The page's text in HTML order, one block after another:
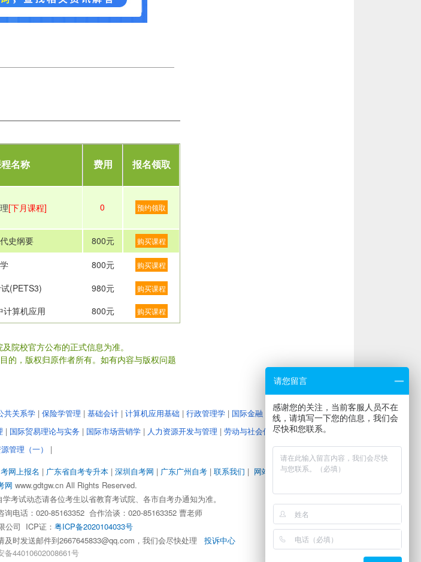
名称 费用 报名领取
[下月课程] 0 预约领取
史纲要 800元 购买课程
800元 购买课程
(PETS3) 980元 购买课程
计算机应用 800元 购买课程
院校官方公布的正式信息为准。
的，版权归原作者所有。如有内容与版权问题
共关系学 | 保险学管理 | 基础会计 | 计算机应用基础 | 行政管理学 | 国际金融 教育管理心理学|大学
| 国际贸易理论与实务 | 国际市场营销学 | 人力资源开发与管理 | 劳动与社会保障|企业经营战略
管理（一）
|
网上报名 | 广东省自考专升本 | 深圳自考网 | 广东广州自考 | 联系我们 | 网站地图|地图路径|
网 www.gdtgw.cn All Rights Reserved.
考试动态请各位考生以省教育考试院、各市自考办通知为准。
电话：020-85163352 合作洽谈：020-85163352 曹老师
公司 ICP证： 粤ICP备2020104033号
时发送邮件到2667645833@qq.com，我们会尽快处理 投诉中心
备44010602008661号
请您留言
感谢您的关注，当前客服人员不在
线，请填写一下您的信息，我们会
尽快和您联系。